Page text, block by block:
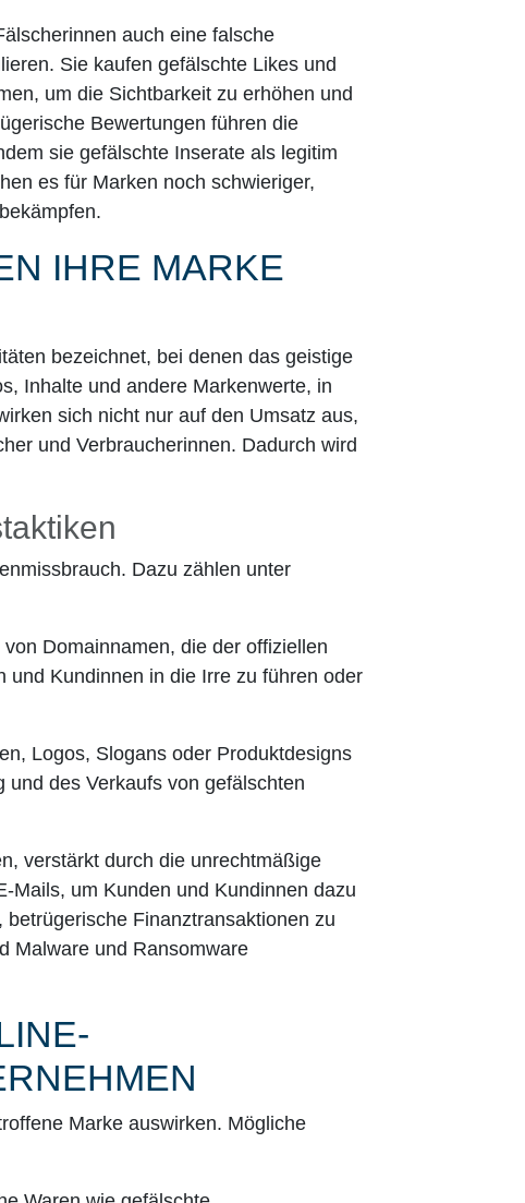
auch eine falsche
Sie kaufen gefälschte Likes und
um die Sichtbarkeit zu erhöhen und
Bewertungen führen die
sie gefälschte Inserate als legitim
es für Marken noch schwieriger,
IHRE MARKE
bezeichnet, bei denen das geistige
Inhalte und andere Markenwerte, in
sich nicht nur auf den Umsatz aus,
und Verbraucherinnen. Dadurch wird
Dazu zählen unter
Domainnamen, die der offiziellen
und Kundinnen in die Irre zu führen oder
Logos, Slogans oder Produktdesigns
des Verkaufs von gefälschten
verstärkt durch die unrechtmäßige
Mails, um Kunden und Kundinnen dazu
Finanztransaktionen zu
Malware und Ransomware
Marke auswirken. Mögliche